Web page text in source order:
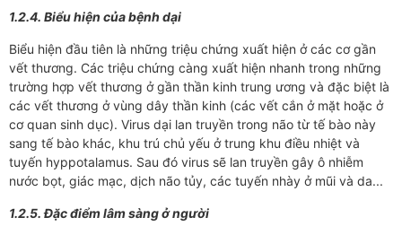
1.2.4. Biểu hiện của bệnh dại
Biểu hiện đầu tiên là những triệu chứng xuất hiện ở các cơ gần
vết thương. Các triệu chứng càng xuất hiện nhanh trong những
trường hợp vết thương ở gần thần kinh trung ương và đặc biệt là
các vết thương ở vùng dây thần kinh (các vết cắn ở mặt hoặc ở
cơ quan sinh dục). Virus dại lan truyền trong não từ tế bào này
sang tế bào khác, khu trú chủ yếu ở trung khu điều nhiệt và
tuyến hyppotalamus. Sau đó virus sẽ lan truyền gây ô nhiễm
nước bọt, giác mạc, dịch não tủy, các tuyến nhày ở mũi và da...
1.2.5. Đặc điểm lâm sàng ở người